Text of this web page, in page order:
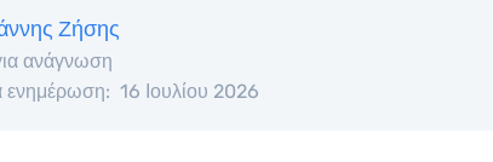
Ζήσης
ανάγνωση
ενημέρωση: 16 Ιουλίου 2026